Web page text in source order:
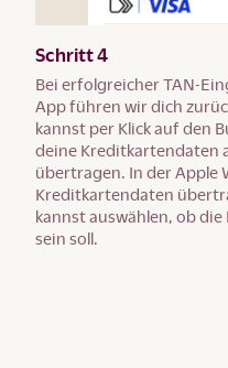
Schritt 4
Bei erfolgreicher TAN-
App führen wir dich
kannst per Klick auf den
deine Kreditkartendaten
übertragen. In der Apple
Kreditkartendaten
kannst auswählen, ob
sein soll.